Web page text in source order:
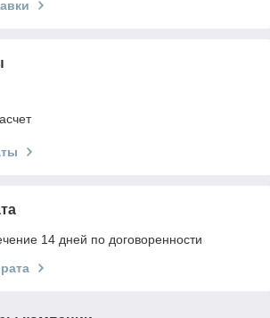
14 дней по договоренности